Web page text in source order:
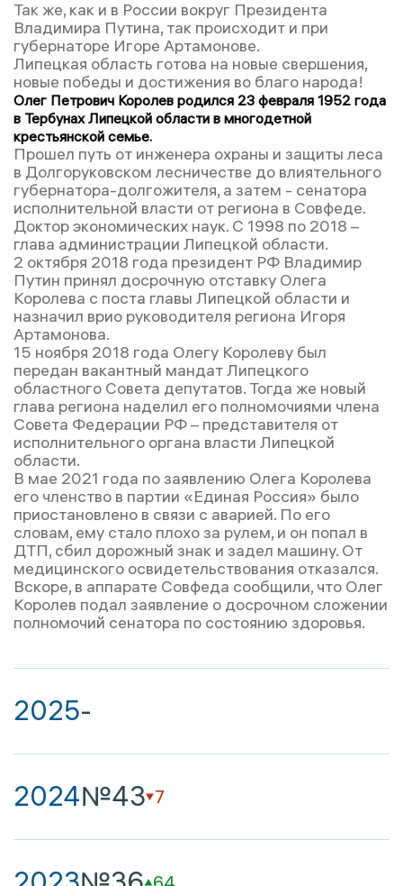
Так же, как и в России вокруг Президента
Владимира Путина, так происходит и при
губернаторе Игоре Артамонове.
Липецкая область готова на новые свершения,
новые победы и достижения во благо народа!
Олег Петрович Королев родился 23 февраля 1952 года
в Тербунах Липецкой области в многодетной
крестьянской семье.
Прошел путь от инженера охраны и защиты леса
в Долгоруковском лесничестве до влиятельного
губернатора-долгожителя, а затем - сенатора
исполнительной власти от региона в Совфеде.
Доктор экономических наук. С 1998 по 2018 –
глава администрации Липецкой области.
2 октября 2018 года президент РФ Владимир
Путин принял досрочную отставку Олега
Королева с поста главы Липецкой области и
назначил врио руководителя региона Игоря
Артамонова.
15 ноября 2018 года Олегу Королеву был
передан вакантный мандат Липецкого
областного Совета депутатов. Тогда же новый
глава региона наделил его полномочиями члена
Совета Федерации РФ – представителя от
исполнительного органа власти Липецкой
области.
В мае 2021 года по заявлению Олега Королева
его членство в партии «Единая Россия» было
приостановлено в связи с аварией. По его
словам, ему стало плохо за рулем, и он попал в
ДТП, сбил дорожный знак и задел машину. От
медицинского освидетельствования отказался.
Вскоре, в аппарате Совфеда сообщили, что Олег
Королев подал заявление о досрочном сложении
полномочий сенатора по состоянию здоровья.
2025-
2024№43 7